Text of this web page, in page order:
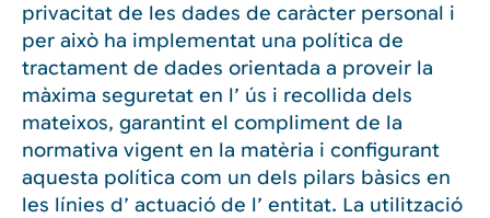
privacitat de les dades de caràcter personal i
per això ha implementat una política de
tractament de dades orientada a proveir la
màxima seguretat en l’ ús i recollida dels
mateixos, garantint el compliment de la
normativa vigent en la matèria i configurant
aquesta política com un dels pilars bàsics en
les línies d’ actuació de l’ entitat. La utilització